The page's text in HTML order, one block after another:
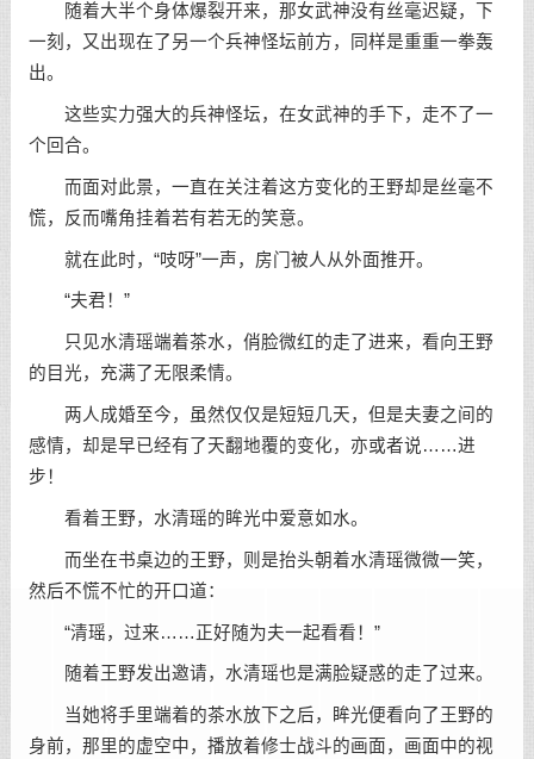
随着大半个身体爆裂开来，那女武神没有丝毫迟疑，下
一刻，又出现在了另一个兵神怪坛前方，同样是重重一拳轰
出。
这些实力强大的兵神怪坛，在女武神的手下，走不了一
个回合。
而面对此景，一直在关注着这方变化的王野却是丝毫不
慌，反而嘴角挂着若有若无的笑意。
就在此时，“吱呀”一声，房门被人从外面推开。
“夫君！”
只见水清瑶端着茶水，俏脸微红的走了进来，看向王野
的目光，充满了无限柔情。
两人成婚至今，虽然仅仅是短短几天，但是夫妻之间的
感情，却是早已经有了天翻地覆的变化，亦或者说……进
步！
看着王野，水清瑶的眸光中爱意如水。
而坐在书桌边的王野，则是抬头朝着水清瑶微微一笑，
然后不慌不忙的开口道：
“清瑶，过来……正好随为夫一起看看！”
随着王野发出邀请，水清瑶也是满脸疑惑的走了过来。
当她将手里端着的茶水放下之后，眸光便看向了王野的
身前，那里的虚空中，播放着修士战斗的画面，画面中的视